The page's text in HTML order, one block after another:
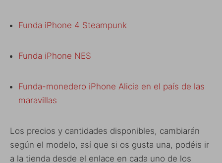
Funda iPhone 4 Steampunk
Funda iPhone NES
Funda-monedero iPhone Alicia en el país de las
maravillas
Los precios y cantidades disponibles, cambiarán
según el modelo, así que si os gusta una, podéis ir
a la tienda desde el enlace en cada uno de los